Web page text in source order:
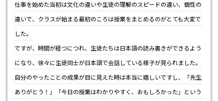
仕事を始めた当初は文化の違いや生徒の理解のスピードの違い、個性の
違いで、クラスが始まる最初のころは授業をまとめるのがとても大変で
した。
ですが、時間が経つにつれ、生徒たちは日本語の読み書きができるよう
になり、徐々に生徒同士が日本語で会話している様子が見られました。
自分のやったことの成果が目に見えた時は本当に嬉しいですし、「先生
ありがとう！」「今日の授業はわかりやすく、おもしろかった」という